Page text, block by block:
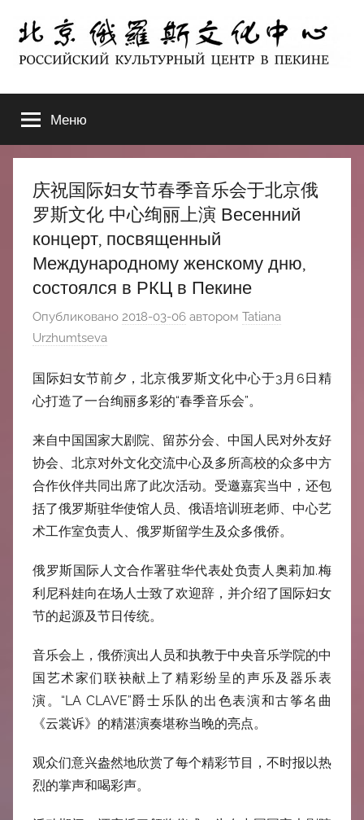
содержимому
北
京
俄
罗
斯
文
化
中
ЦЕНТР
В
ПЕКИНЕ
Меню
庆祝国际妇女节春季音乐会于北京俄
罗斯文化 中心绚丽上演 Весенний
концерт, посвященный
Международному женскому дню,
состоялся в РКЦ в Пекине
Опубликовано 2018-03-06 автором Tatiana
Urzhumtseva
国际妇女节前夕，北京俄罗斯文化中心于3月6日精
心打造了一台绚丽多彩的“春季音乐会”。
来自中国国家大剧院、留苏分会、中国人民对外友好
协会、北京对外文化交流中心及多所高校的众多中方
合作伙伴共同出席了此次活动。受邀嘉宾当中，还包
括了俄罗斯驻华使馆人员、俄语培训班老师、中心艺
术工作室负责人、俄罗斯留学生及众多俄侨。
俄罗斯国际人文合作署驻华代表处负责人奥莉加.梅
利尼科娃向在场人士致了欢迎辞，并介绍了国际妇女
节的起源及节日传统。
音乐会上，俄侨演出人员和执教于中央音乐学院的中
国艺术家们联袂献上了精彩纷呈的声乐及器乐表
演。“LA CLAVE”爵士乐队的出色表演和古筝名曲
《云裳诉》的精湛演奏堪称当晚的亮点。
观众们意兴盎然地欣赏了每个精彩节目，不时报以热
烈的掌声和喝彩声。